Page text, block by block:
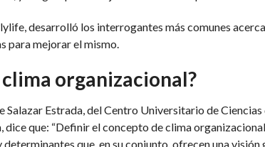
desarrolló los interrogantes más comunes
para mejorar el mismo.
clima organizacional?
Salazar Estrada, del Centro Universitario de
dice que: “Definir el concepto de clima
que, en su conjunto, ofrecen una